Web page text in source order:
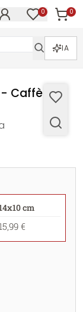
0 0
IA
- Caffè -
cm
€